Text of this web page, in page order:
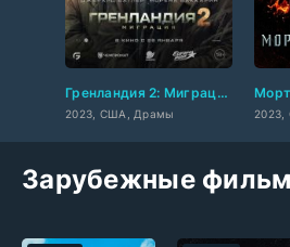
Гренландия 2: Миграция (2026)
2023, США, Драмы
Зарубежные